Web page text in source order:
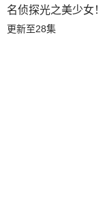
名侦探光之美少女！
更新至28集